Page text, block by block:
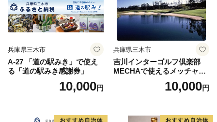
兵庫県三木市
A-27 「道の駅みき」で使え
る「道の駅みき感謝券」
10,000円
兵庫県三木市
吉川インターゴルフ倶楽部
MECHAで使えるメッチャマ
ネー（3,000円分）10,000円